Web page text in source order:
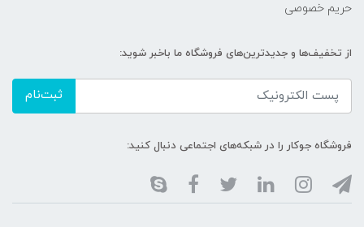
حریم خصوصی
از تخفیف‌ها و جدیدترین‌های فروشگاه ما باخبر شوید:
ثبت‌نام
فروشگاه جوکار را در شبکه‌های اجتماعی دنبال کنید: